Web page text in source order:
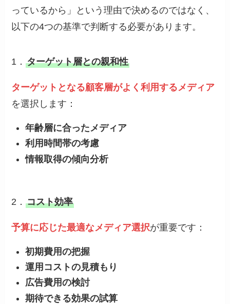
っているから」という理由で決めるのではなく、
以下の4つの基準で判断する必要があります。
1．ターゲット層との親和性
ターゲットとなる顧客層がよく利用するメディア
を選択します：
年齢層に合ったメディア
利用時間帯の考慮
情報取得の傾向分析
2．コスト効率
予算に応じた最適なメディア選択が重要です：
初期費用の把握
運用コストの見積もり
広告費用の検討
期待できる効果の試算